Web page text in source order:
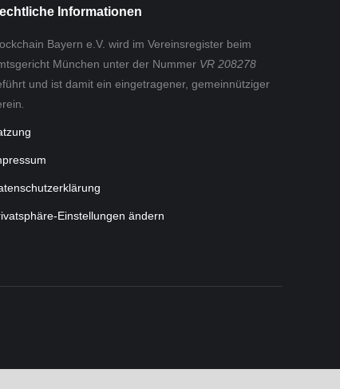
Informationen
Bayern e.V. wird im Vereinsregister beim
München unter der Nummer VR 208278
und ist damit ein eingetragener, gemeinnütziger
Einstellungen ändern